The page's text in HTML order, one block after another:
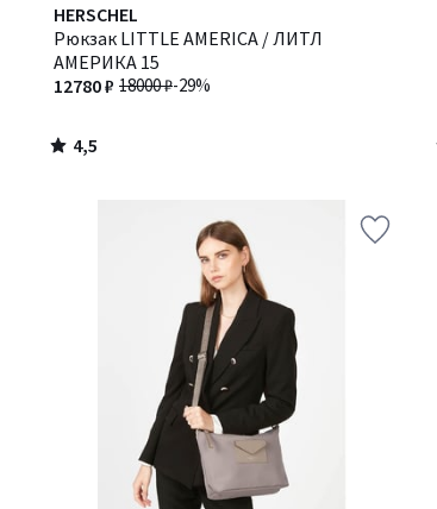
HERSCHEL
Рюкзак LITTLE AMERICA / ЛИТЛ
АМЕРИКА 15
18000 ₽-29%
12780 ₽
4,5
/ 5
4,5
/